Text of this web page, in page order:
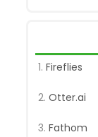
Fireflies
Otter.ai
Fathom